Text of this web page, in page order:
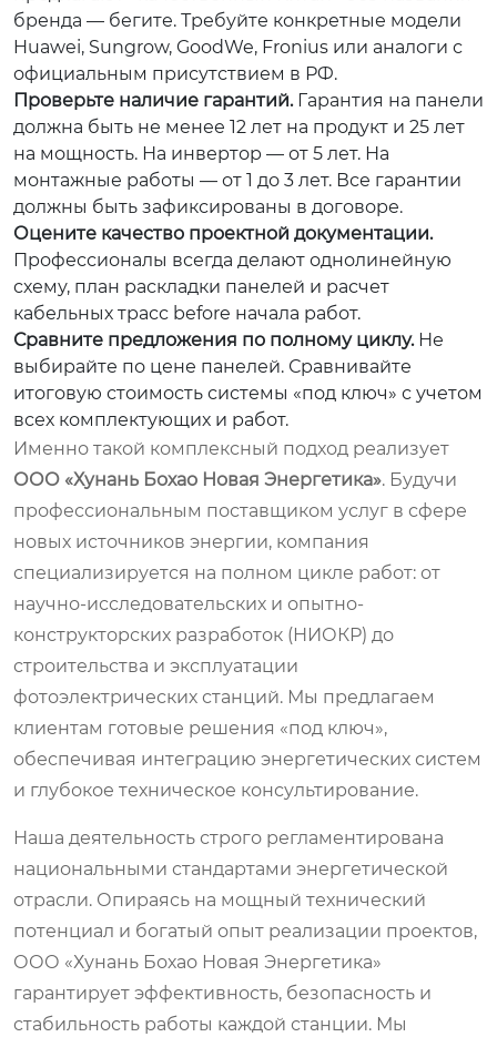
бренда — бегите. Требуйте конкретные модели
Huawei, Sungrow, GoodWe, Fronius или аналоги с
официальным присутствием в РФ.
Проверьте наличие гарантий.Гарантия на панели
должна быть не менее 12 лет на продукт и 25 лет
на мощность. На инвертор — от 5 лет. На
монтажные работы — от 1 до 3 лет. Все гарантии
должны быть зафиксированы в договоре.
Оцените качество проектной документации.
Профессионалы всегда делают однолинейную
схему, план раскладки панелей и расчет
кабельных трасс before начала работ.
Сравните предложения по полному циклу.Не
выбирайте по цене панелей. Сравнивайте
итоговую стоимость системы «под ключ» с учетом
всех комплектующих и работ.
Именно такой комплексный подход реализует
ООО «Хунань Бохао Новая Энергетика». Будучи
профессиональным поставщиком услуг в сфере
новых источников энергии, компания
специализируется на полном цикле работ: от
научно-исследовательских и опытно-
конструкторских разработок (НИОКР) до
строительства и эксплуатации
фотоэлектрических станций. Мы предлагаем
клиентам готовые решения «под ключ»,
обеспечивая интеграцию энергетических систем
и глубокое техническое консультирование.
Наша деятельность строго регламентирована
национальными стандартами энергетической
отрасли. Опираясь на мощный технический
потенциал и богатый опыт реализации проектов,
ООО «Хунань Бохао Новая Энергетика»
гарантирует эффективность, безопасность и
стабильность работы каждой станции. Мы